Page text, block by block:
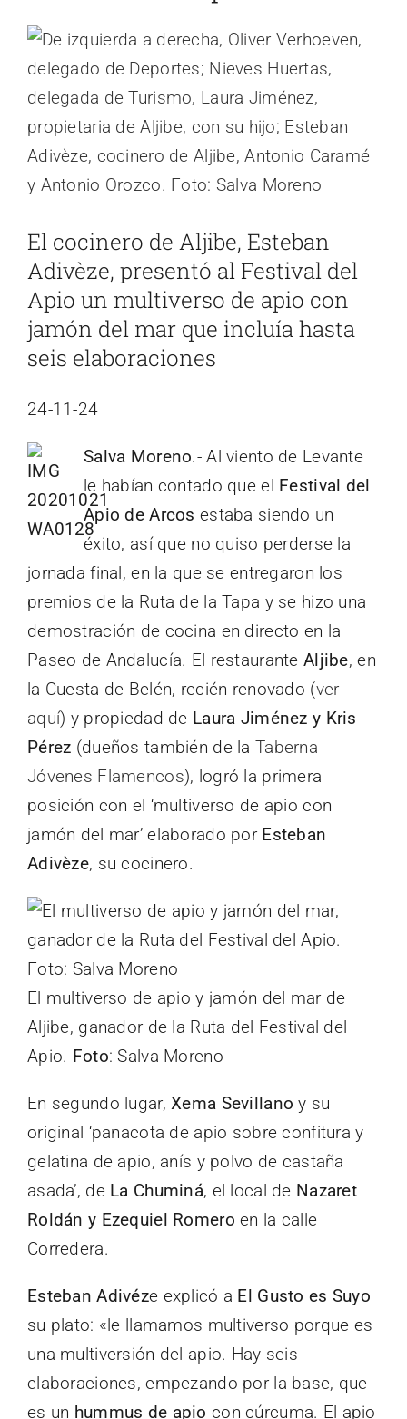
Ver
imagen
más
grande
El cocinero de Aljibe, Esteban
Adivèze, presentó al Festival del
Apio un multiverso de apio con
jamón del mar que incluía hasta
seis elaboraciones
24-11-24
Salva Moreno.- Al viento de Levante
le habían contado que el Festival del
Apio de Arcos estaba siendo un
éxito, así que no quiso perderse la
jornada final, en la que se entregaron los
premios de la Ruta de la Tapa y se hizo una
demostración de cocina en directo en la
Paseo de Andalucía. El restaurante Aljibe, en
la Cuesta de Belén, recién renovado (ver
aquí) y propiedad de Laura Jiménez y Kris
Pérez (dueños también de la Taberna
Jóvenes Flamencos), logró la primera
posición con el ‘multiverso de apio con
jamón del mar’ elaborado por Esteban
Adivèze, su cocinero.
El multiverso de apio y jamón del mar de
Aljibe, ganador de la Ruta del Festival del
Apio. Foto: Salva Moreno
En segundo lugar,Xema Sevillano y su
original ‘panacota de apio sobre confitura y
gelatina de apio, anís y polvo de castaña
asada’, de La Chuminá, el local de Nazaret
Roldán y Ezequiel Romero en la calle
Corredera.
Esteban Adivéze explicó a El Gusto es Suyo
su plato: «le llamamos multiverso porque es
una multiversión del apio. Hay seis
elaboraciones, empezando por la base, que
es un hummus de apio con cúrcuma. El apio